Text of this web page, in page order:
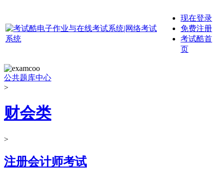
现在登录
免费注册
考试酷首
页
公共题库中心
>
财会类
>
注册会计师考试